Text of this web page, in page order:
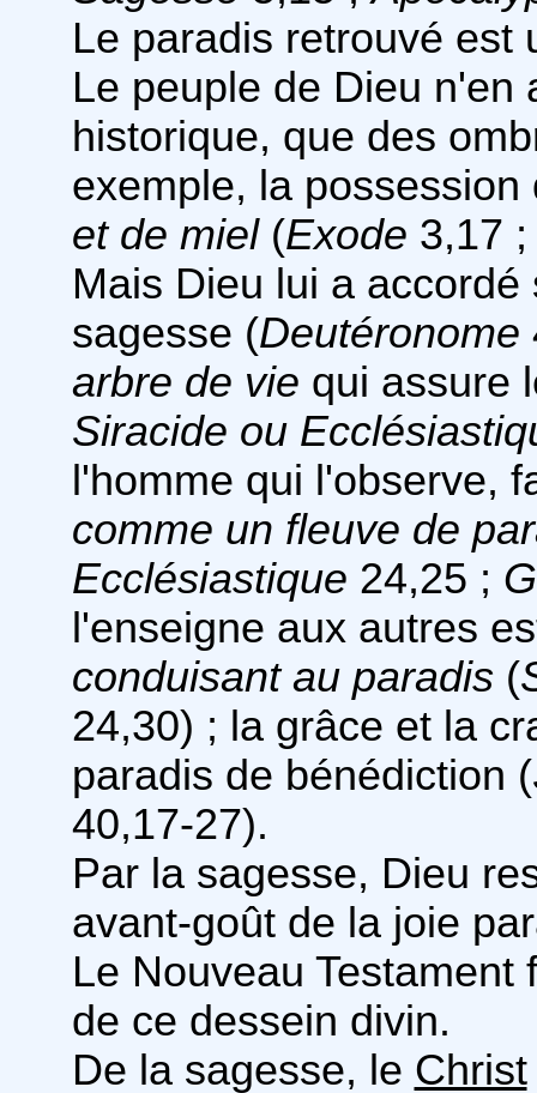
Le paradis retrouvé est
Le peuple de Dieu n'en
historique, que des
exemple, la
et de miel(Exode 3,17
Mais Dieu lui a
sagesse (Deutéronome
arbre de vie qui assure
Siracide ou
l'homme qui l'observe,
comme un fleuve de
Ecclésiastique 24,25 ;
l'enseigne aux autres
conduisant au paradis(
24,30) ; la grâce et la
paradis de bénédiction (
40,17-27).
Par la sagesse, Dieu
avant-goût de la joie
Le Nouveau
de ce dessein divin.
De la sagesse, le Christ